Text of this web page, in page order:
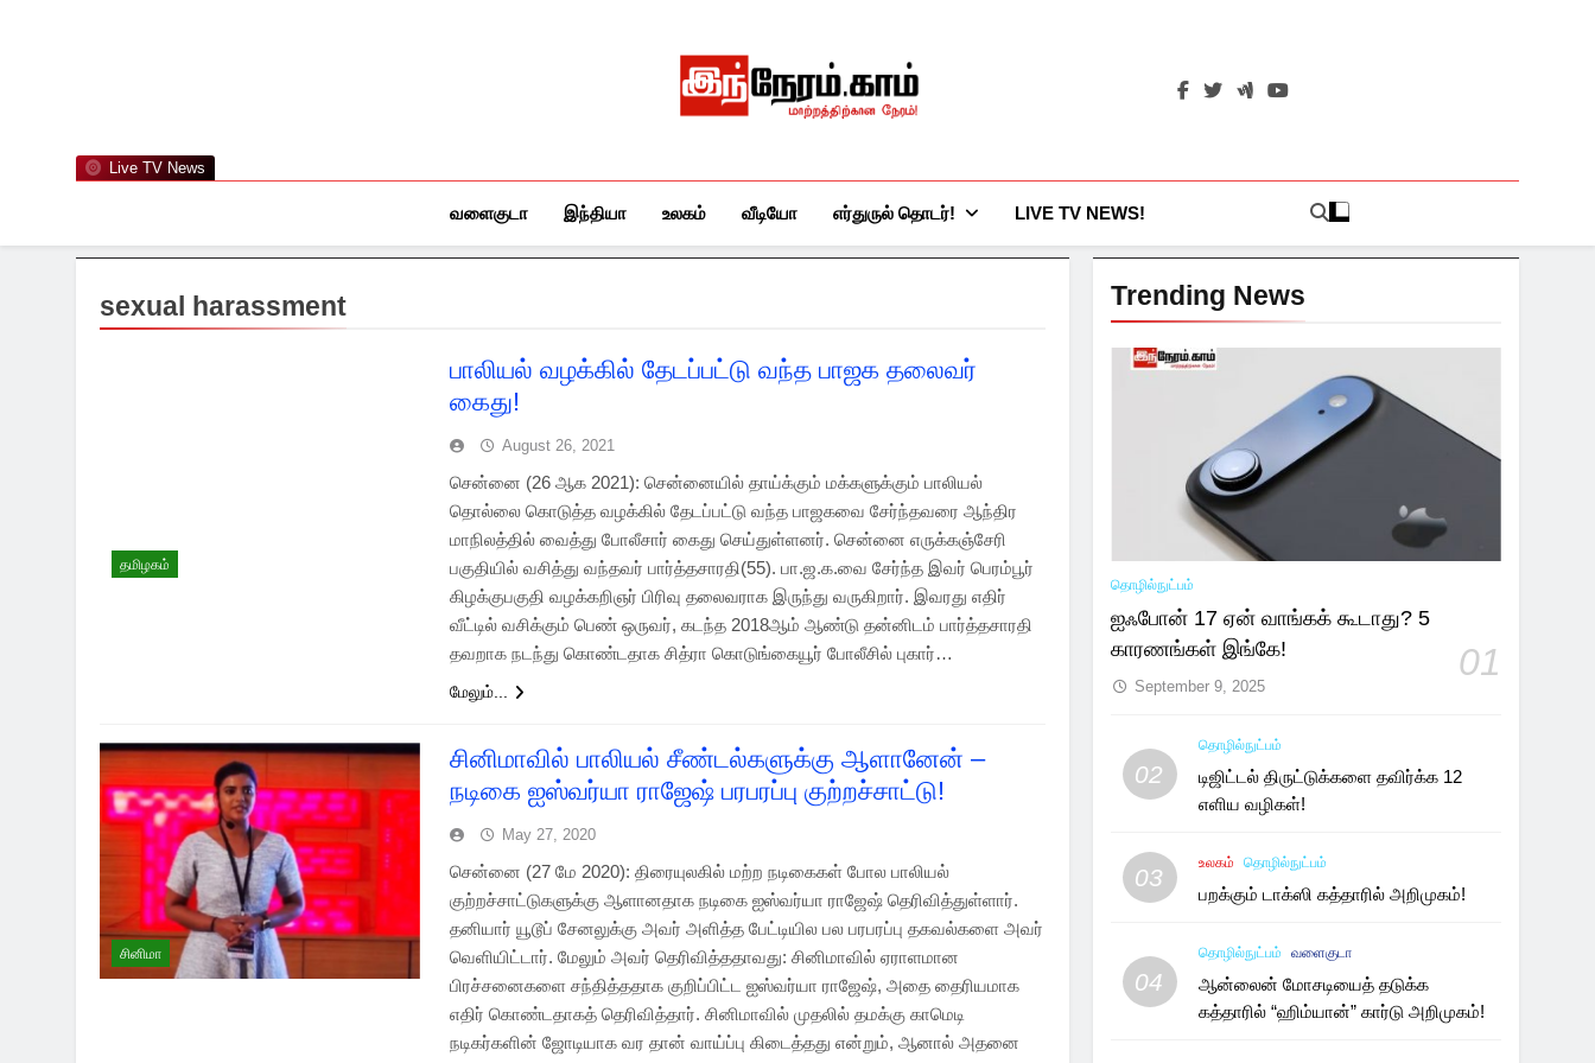
Live TV News இந்நேரம்.காம்
வளைகுடா இந்தியா உலகம் வீடியோ எர்துருல் தொடர்! LIVE TV NEWS!
sexual harassment
தமிழகம்
பாலியல் வழக்கில் தேடப்பட்டு வந்த பாஜக தலைவர்
கைது!
August 26, 2021
சென்னை (26 ஆக 2021): சென்னையில் தாய்க்கும் மக்களுக்கும் பாலியல்
தொல்லை கொடுத்த வழக்கில் தேடப்பட்டு வந்த பாஜகவை சேர்ந்தவரை ஆந்திர
மாநிலத்தில் வைத்து போலீசார் கைது செய்துள்ளனர். சென்னை எருக்கஞ்சேரி
பகுதியில் வசித்து வந்தவர் பார்த்தசாரதி(55). பா.ஜ.க.வை சேர்ந்த இவர் பெரம்பூர்
கிழக்குபகுதி வழக்கறிஞர் பிரிவு தலைவராக இருந்து வருகிறார். இவரது எதிர்
வீட்டில் வசிக்கும் பெண் ஒருவர், கடந்த 2018ஆம் ஆண்டு தன்னிடம் பார்த்தசாரதி
தவறாக நடந்து கொண்டதாக சித்ரா கொடுங்கையூர் போலீசில் புகார்…
மேலும்...
சினிமா
சினிமாவில் பாலியல் சீண்டல்களுக்கு ஆளானேன் –
நடிகை ஐஸ்வர்யா ராஜேஷ் பரபரப்பு குற்றச்சாட்டு!
May 27, 2020
சென்னை (27 மே 2020): திரையுலகில் மற்ற நடிகைகள் போல பாலியல்
குற்றச்சாட்டுகளுக்கு ஆளானதாக நடிகை ஐஸ்வர்யா ராஜேஷ் தெரிவித்துள்ளார்.
தனியார் யூடூப் சேனலுக்கு அவர் அளித்த பேட்டியில பல பரபரப்பு தகவல்களை அவர்
வெளியிட்டார். மேலும் அவர் தெரிவித்ததாவது: சினிமாவில் ஏராளமான
பிரச்சனைகளை சந்தித்ததாக குறிப்பிட்ட ஐஸ்வர்யா ராஜேஷ், அதை தைரியமாக
எதிர் கொண்டதாகத் தெரிவித்தார். சினிமாவில் முதலில் தமக்கு காமெடி
நடிகர்களின் ஜோடியாக வர தான் வாய்ப்பு கிடைத்தது என்றும், ஆனால் அதனை
Trending News
தொழில்நுட்பம்
ஐஃபோன் 17 ஏன் வாங்கக் கூடாது? 5
காரணங்கள் இங்கே!
01
September 9, 2025
02
தொழில்நுட்பம்
டிஜிட்டல் திருட்டுக்களை தவிர்க்க 12
எளிய வழிகள்!
03
உலகம் தொழில்நுட்பம்
பறக்கும் டாக்ஸி கத்தாரில் அறிமுகம்!
04
தொழில்நுட்பம் வளைகுடா
ஆன்லைன் மோசடியைத் தடுக்க
கத்தாரில் “ஹிம்யான்” கார்டு அறிமுகம்!